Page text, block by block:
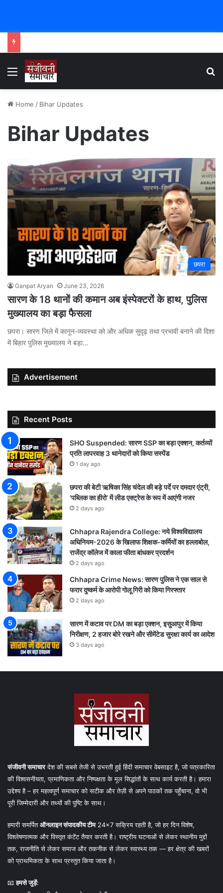
Menu
Home / Bihar Updates
Bihar Updates
छपरा
Ganpat Aryan June 23, 2026
सारण के 18 थानों की कमान अब इंस्पेक्टरों के हाथ, पुलिस
मुख्यालय का बड़ा फैसला
छपरा। सारण जिले में कानून-व्यवस्था को और अधिक सुदृढ़ तथा प्रभावी बनाने की दिशा
में बिहार पुलिस मुख्यालय ने बड़ा…
Advertisement
Recent Posts
SHO Suspended: सारण SSP का बड़ा एक्शन, कर्तव्यों
प्रति लापरवाह 3 थानेदारों को किया सस्पेंड
1 day ago
छपरा की बेटी ऋषिका सिंह चंदेल की बड़े पर्दे पर दमदार एंट्री,
‘पब्लिक का हीरो’ में लीड एक्ट्रेस के रूप में आएंगी नजर
2 days ago
Chhapra Rajendra College: नये विश्वविद्यालय
अधिनियम-2026 के खिलाफ शिक्षक-कर्मियों का हल्लाबोल,
राजेंद्र कॉलेज में काला फीता बांधकर प्रदर्शन
2 days ago
Chhapra Crime News: सारण पुलिस ने एक साल से
फरार दुष्कर्म के आरोपी गोलू गिरी को किया गिरफ्तार
2 days ago
सारण में कटाव पर DM का बड़ा एक्शन, इसुआपुर में किया
निरीक्षण, 2 हजार बोरे रखने और सीमेंटेड सुरक्षा कार्य का आदेश
3 days ago
संजीवनी समाचारदेश की सबसे तेजी से उभरती हुई हिंदी समाचार वेबसाइट है, जो पत्रकारिता
की विश्वसनीयता, प्रमाणिकता और निष्पक्षता के मूल सिद्धांतों के साथ कार्य करती है। हमारा
उद्देश्य है – हर महत्वपूर्ण समाचार को सटीक और तेज़ी से अपने पाठकों तक पहुँचाना, वो भी
पूरी जिम्मेदारी और तथ्यों की पुष्टि के साथ।
हमारी समर्पितऑनलाइन संपादकीय टीम24×7 सक्रिय रहती है, जो हर दिन विशेष,
विश्लेषणात्मक और विस्तृत कंटेंट तैयार करती है। राष्ट्रीय घटनाओं से लेकर स्थानीय मुद्दों
तक, राजनीति से लेकर समाज और तकनीक से लेकर स्वास्थ्य तक — हर क्षेत्र की खबरों
को प्राथमिकता के साथ प्रस्तुत किया जाता है।
📧हमसे जुड़ें: